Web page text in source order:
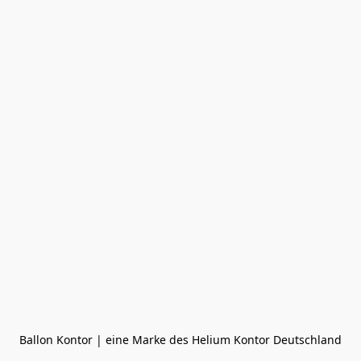
Ballon Kontor | eine Marke des Helium Kontor Deutschland